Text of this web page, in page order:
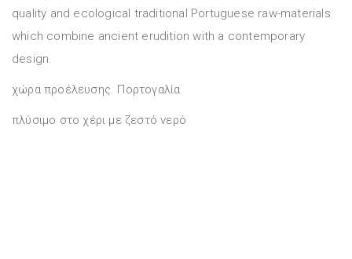
quality and ecological traditional Portuguese raw-materials
which combine ancient erudition with a contemporary
design.
χώρα προέλευσης Πορτογαλία
πλύσιμο στο χέρι με ζεστό νερό